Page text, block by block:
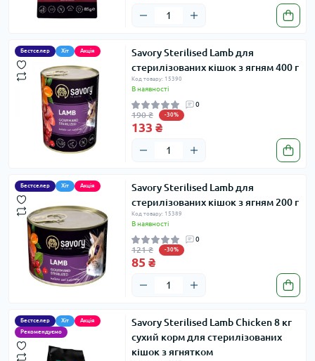
Бестселер Хіт Акція
Savory Sterilised Lamb для
стерилізованих кішок з ягням 400 г
Код товару: 15390
В наявності
0
190 ₴ -30%
133 ₴
Бестселер Хіт Акція
Savory Sterilised Lamb для
стерилізованих кішок з ягням 200 г
Код товару: 15389
В наявності
0
121 ₴ -30%
85 ₴
Бестселер Хіт
Акція
Рекомендуємо
Savory Sterilised Lamb Chicken 8 кг
сухий корм для стерилізованих
кішок з ягнятком